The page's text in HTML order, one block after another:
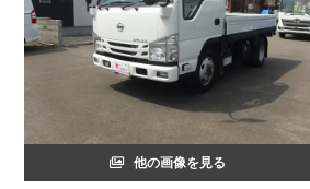
他の画像を見る